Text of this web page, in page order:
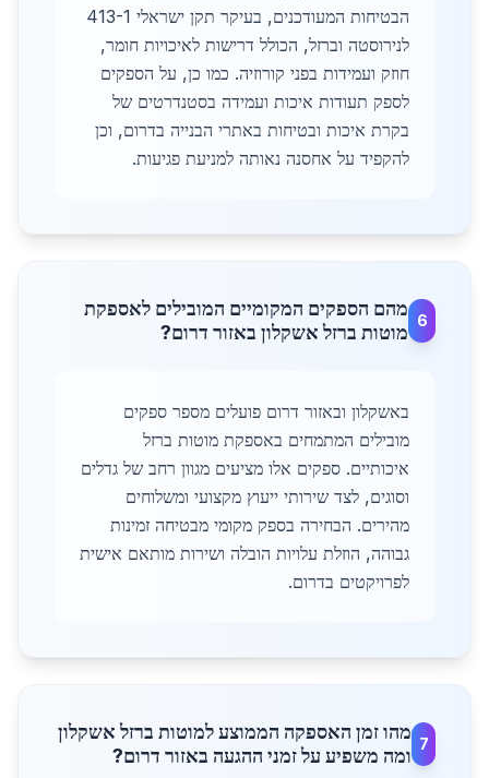
הבטיחות המעודכנים, בעיקר תקן ישראלי 413-1
לנירוסטה וברזל, הכולל דרישות לאיכויות חומר,
חוזק ועמידות בפני קורוזיה. כמו כן, על הספקים
לספק תעודות איכות ועמידה בסטנדרטים של
בקרת איכות ובטיחות באתרי הבנייה בדרום, וכן
להקפיד על אחסנה נאותה למניעת פגיעות.
6
מהם הספקים המקומיים המובילים לאספקת
מוטות ברזל אשקלון באזור דרום?
באשקלון ובאזור דרום פועלים מספר ספקים
מובילים המתמחים באספקת מוטות ברזל
איכותיים. ספקים אלו מציעים מגוון רחב של גדלים
וסוגים, לצד שירותי ייעוץ מקצועי ומשלוחים
מהירים. הבחירה בספק מקומי מבטיחה זמינות
גבוהה, הוזלת עלויות הובלה ושירות מותאם אישית
לפרויקטים בדרום.
7
מהו זמן האספקה הממוצע למוטות ברזל אשקלון
ומה משפיע על זמני ההגעה באזור דרום?